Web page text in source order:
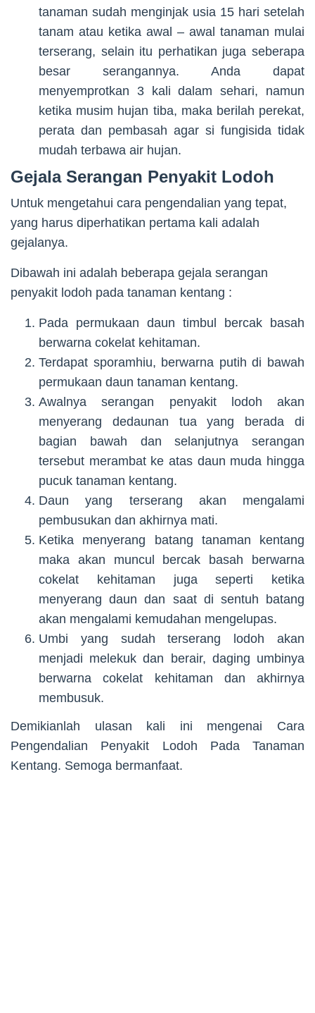
tanaman sudah menginjak usia 15 hari setelah
tanam atau ketika awal – awal tanaman mulai
terserang, selain itu perhatikan juga seberapa
besar serangannya. Anda dapat
menyemprotkan 3 kali dalam sehari, namun
ketika musim hujan tiba, maka berilah perekat,
perata dan pembasah agar si fungisida tidak
mudah terbawa air hujan.
Gejala Serangan Penyakit Lodoh
Untuk mengetahui cara pengendalian yang tepat,
yang harus diperhatikan pertama kali adalah
gejalanya.
Dibawah ini adalah beberapa gejala serangan
penyakit lodoh pada tanaman kentang :
Pada permukaan daun timbul bercak basah
berwarna cokelat kehitaman.
Terdapat sporamhiu, berwarna putih di bawah
permukaan daun tanaman kentang.
Awalnya serangan penyakit lodoh akan
menyerang dedaunan tua yang berada di
bagian bawah dan selanjutnya serangan
tersebut merambat ke atas daun muda hingga
pucuk tanaman kentang.
Daun yang terserang akan mengalami
pembusukan dan akhirnya mati.
Ketika menyerang batang tanaman kentang
maka akan muncul bercak basah berwarna
cokelat kehitaman juga seperti ketika
menyerang daun dan saat di sentuh batang
akan mengalami kemudahan mengelupas.
Umbi yang sudah terserang lodoh akan
menjadi melekuk dan berair, daging umbinya
berwarna cokelat kehitaman dan akhirnya
membusuk.
Demikianlah ulasan kali ini mengenai Cara
Pengendalian Penyakit Lodoh Pada Tanaman
Kentang. Semoga bermanfaat.